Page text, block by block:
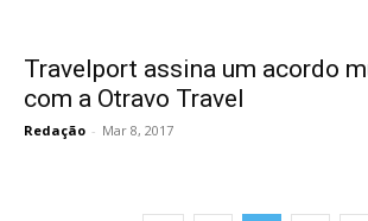
Travelport assina um acordo
com a Otravo Travel
Redação - Mar 8, 2017